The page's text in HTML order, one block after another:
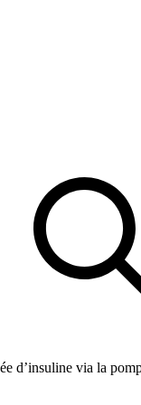
d’insuline via la